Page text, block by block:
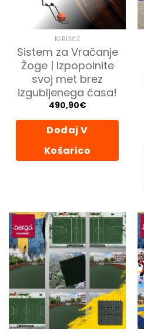
IGRIŠČE
Sistem za Vračanje
Žoge | Izpopolnite
svoj met brez
izgubljenega časa!
490,90€
Dodaj V
Košarico